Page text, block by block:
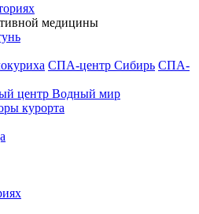
медицины
СПА-центр Сибирь СПА-
центр Водный мир
курорта